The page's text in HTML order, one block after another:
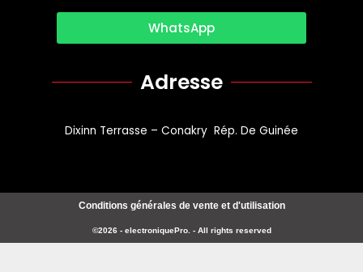
WhatsApp
Adresse
Dixinn Terrasse – Conakry Rép. De Guinée
Conditions générales de vente et d'utilisation
©2026 - electroniquePro. - All rights reserved